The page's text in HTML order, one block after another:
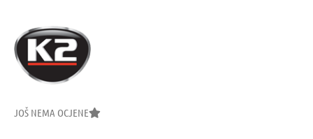
JOŠ NEMA OCJENE